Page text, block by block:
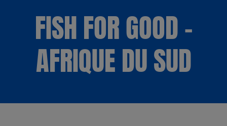
FISH FOR GOOD -
AFRIQUE DU SUD